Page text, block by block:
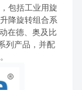
包括工业用旋
降旋转组合系
在德、奥及比
列产品，并配